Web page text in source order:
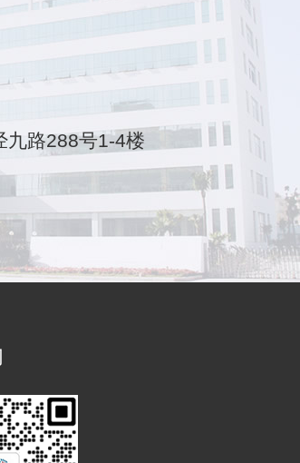
九路288号1-4楼